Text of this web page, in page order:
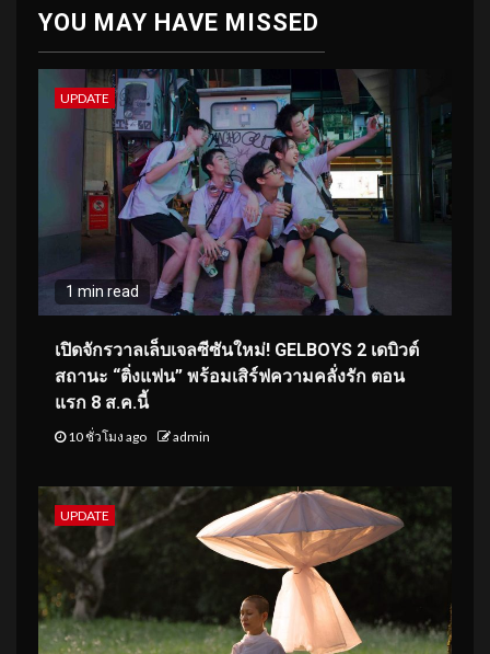
YOU MAY HAVE MISSED
UPDATE
1 min read
เปิดจักรวาลเล็บเจลซีซันใหม่! GELBOYS 2 เดบิวต์
สถานะ “ติ่งแฟน” พร้อมเสิร์ฟความคลั่งรัก ตอน
แรก 8 ส.ค.นี้
10 ชั่วโมง ago admin
UPDATE